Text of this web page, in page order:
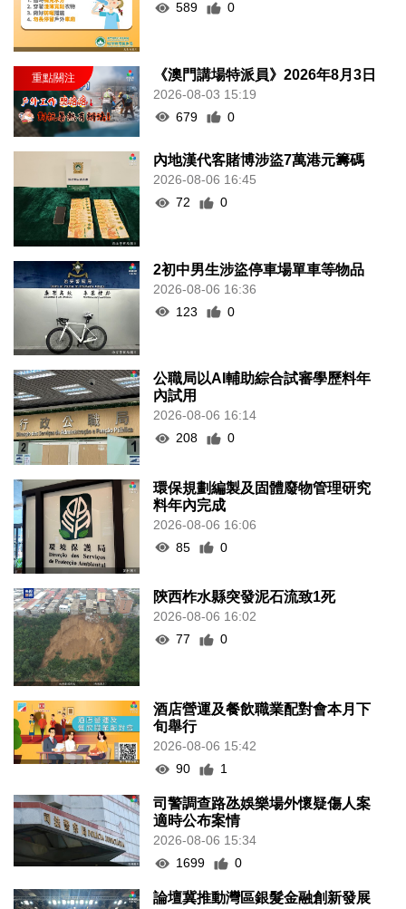
589 0
《澳門講場特派員》2026年8月3日
2026-08-03 15:19
679
0
內地漢代客賭博涉盜7萬港元籌碼
2026-08-06 16:45
72
0
2初中男生涉盜停車場單車等物品
2026-08-06 16:36
123
0
公職局以AI輔助綜合試審學歷料年
內試用
2026-08-06 16:14
208
0
環保規劃編製及固體廢物管理研究
料年內完成
2026-08-06 16:06
85
0
陝西柞水縣突發泥石流致1死
2026-08-06 16:02
77
0
酒店營運及餐飲職業配對會本月下
旬舉行
2026-08-06 15:42
90
1
司警調查路氹娛樂場外懷疑傷人案
適時公布案情
2026-08-06 15:34
1699
0
論壇冀推動灣區銀髮金融創新發展